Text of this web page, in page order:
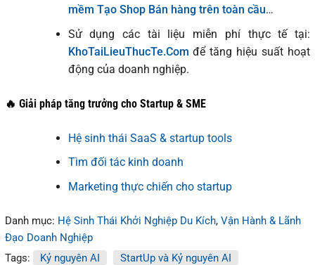
mềm Tạo Shop Bán hàng trên toàn cầu…
Sử dụng các tài liệu miễn phí thực tế tại:
KhoTaiLieuThucTe.Com để tăng hiệu suất hoạt
động của doanh nghiệp.
🔥 Giải pháp tăng trưởng cho Startup & SME
Hệ sinh thái SaaS & startup tools
Tìm đối tác kinh doanh
Marketing thực chiến cho startup
Danh mục: Hệ Sinh Thái Khởi Nghiệp Du Kích, Vận Hành & Lãnh
Đạo Doanh Nghiệp
Tags:
Kỷ nguyên AI StartUp và Kỷ nguyên AI